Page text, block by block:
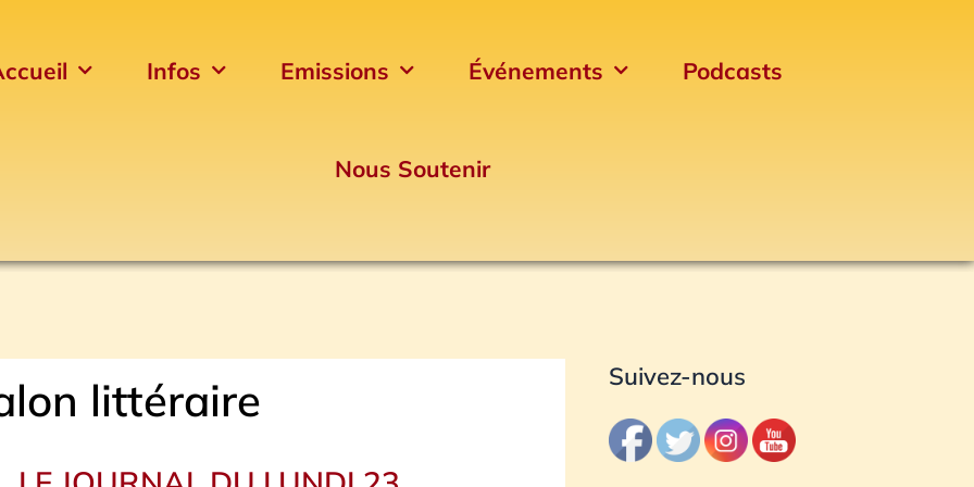
Infos Emissions Événements Podcasts
Nous Soutenir
littéraire Suivez-nous
Archives